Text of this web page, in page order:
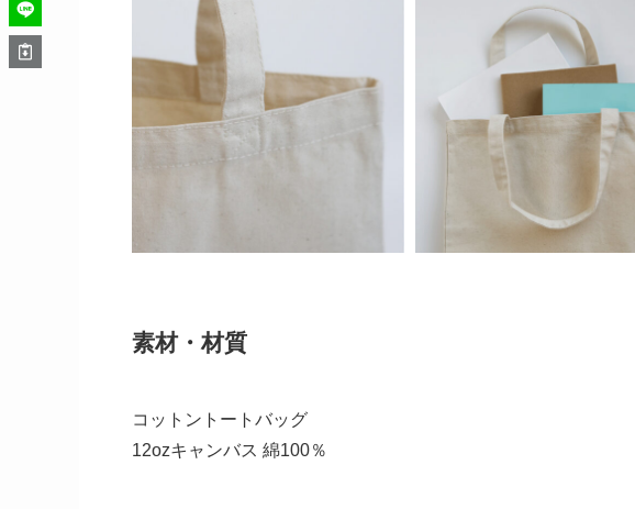
素材・材質
コットントートバッグ
12ozキャンバス 綿100％